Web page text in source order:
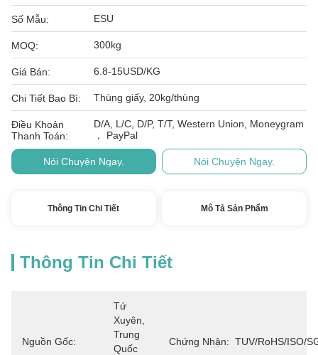
Số Mẫu: ESU
MOQ: 300kg
Giá Bán: 6.8-15USD/KG
Chi Tiết Bao Bì: Thùng giấy, 20kg/thùng
Điều Khoản
Thanh Toán:
D/A, L/C, D/P, T/T, Western Union, Moneygram
， PayPal
Nói Chuyện Ngay. Nói Chuyện Ngay.
Thông Tin Chi Tiết Mô Tả Sản Phẩm
Thông Tin Chi Tiết
Nguồn Gốc:
Tứ
Xuyên,
Trung
Quốc
Chứng Nhận: TUV/RoHS/ISO/